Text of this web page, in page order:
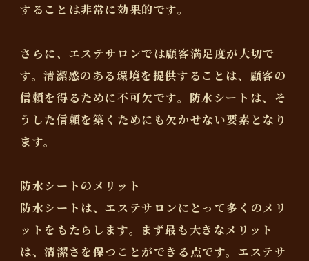
することは非常に効果的です。
さらに、エステサロンでは顧客満足度が大切で
す。清潔感のある環境を提供することは、顧客の
信頼を得るために不可欠です。防水シートは、そ
うした信頼を築くためにも欠かせない要素となり
ます。
防水シートのメリット
防水シートは、エステサロンにとって多くのメリ
ットをもたらします。まず最も大きなメリット
は、清潔さを保つことができる点です。エステサ